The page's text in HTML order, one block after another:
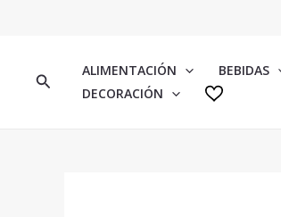
BUSCARALIMENTACIÓN BEBIDAS
DECORACIÓN